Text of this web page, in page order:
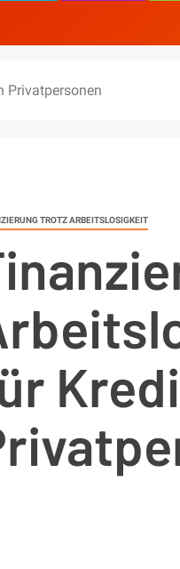
Privatpersonen
TROTZ ARBEITSLOSIGKEIT